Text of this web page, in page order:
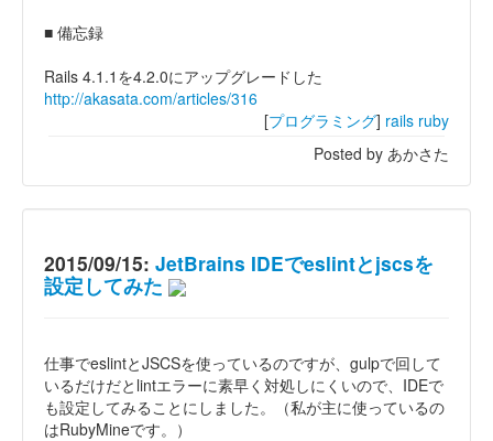
■ 備忘録
Rails 4.1.1を4.2.0にアップグレードした
http://akasata.com/articles/316
[プログラミング] rails ruby
Posted by あかさた
2015/09/15: JetBrains IDEでeslintとjscsを
設定してみた
仕事でeslintとJSCSを使っているのですが、gulpで回して
いるだけだとlintエラーに素早く対処しにくいので、IDEで
も設定してみることにしました。（私が主に使っているの
はRubyMineです。）